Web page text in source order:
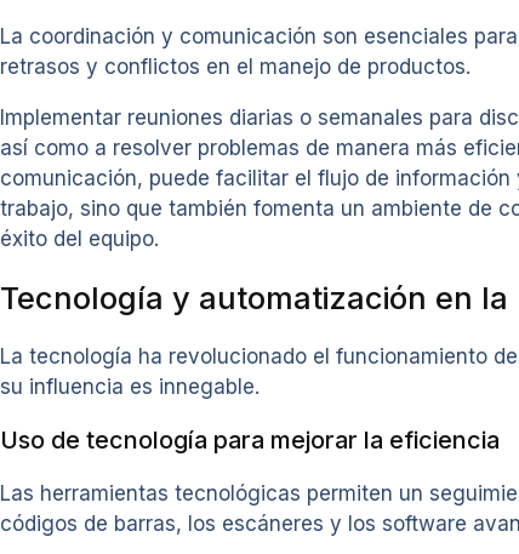
La coordinación y comunicación son esenciales
retrasos y conflictos en el manejo de productos.
Implementar reuniones diarias o semanales para
así como a resolver problemas de manera más
comunicación, puede facilitar el flujo de
trabajo, sino que también fomenta un ambiente de
éxito del equipo.
Tecnología y automatización en la
La tecnología ha revolucionado el funcionamiento
su influencia es innegable.
Uso de tecnología para mejorar la eficiencia
Las herramientas tecnológicas permiten un
códigos de barras, los escáneres y los software